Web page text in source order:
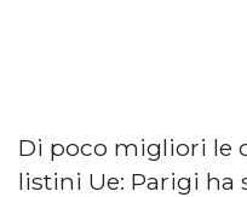
Di poco migliori le
listini Ue: Parigi ha